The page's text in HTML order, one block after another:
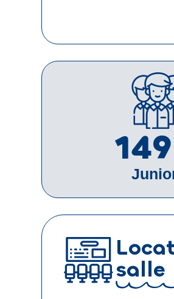
200
salle